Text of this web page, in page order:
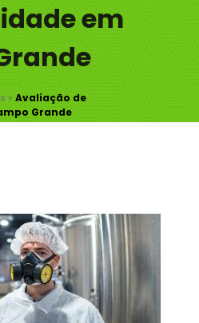
em
» Avaliação de
Grande